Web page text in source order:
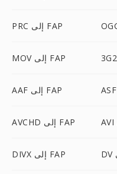
PRC إلى FAP
MOV إلى FAP
AAF إلى FAP
AVCHD إلى FAP
DIVX إلى FAP